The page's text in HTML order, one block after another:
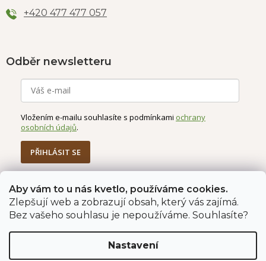
Aby vám to u nás kvetlo, používáme cookies.
Zlepšují web a zobrazují obsah, který vás zajímá.
Bez vašeho souhlasu je nepoužíváme. Souhlasíte?
Nastavení
+420 477 477 057
Odběr newsletteru
Vložením e-mailu souhlasíte s podmínkami ochrany
osobních údajů.
PŘIHLÁSIT SE
Jahodárna Brozany Obchodní podmínky
Podmínky ochrany údajů
Vytvořil Shoptet Premium